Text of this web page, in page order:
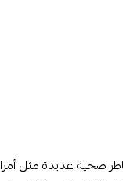
صحية عديدة مثل